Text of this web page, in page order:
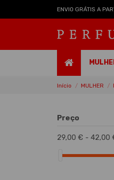
ENVIO GRÁTIS A
Início MULHER
Preço
29,00 € - 42,00